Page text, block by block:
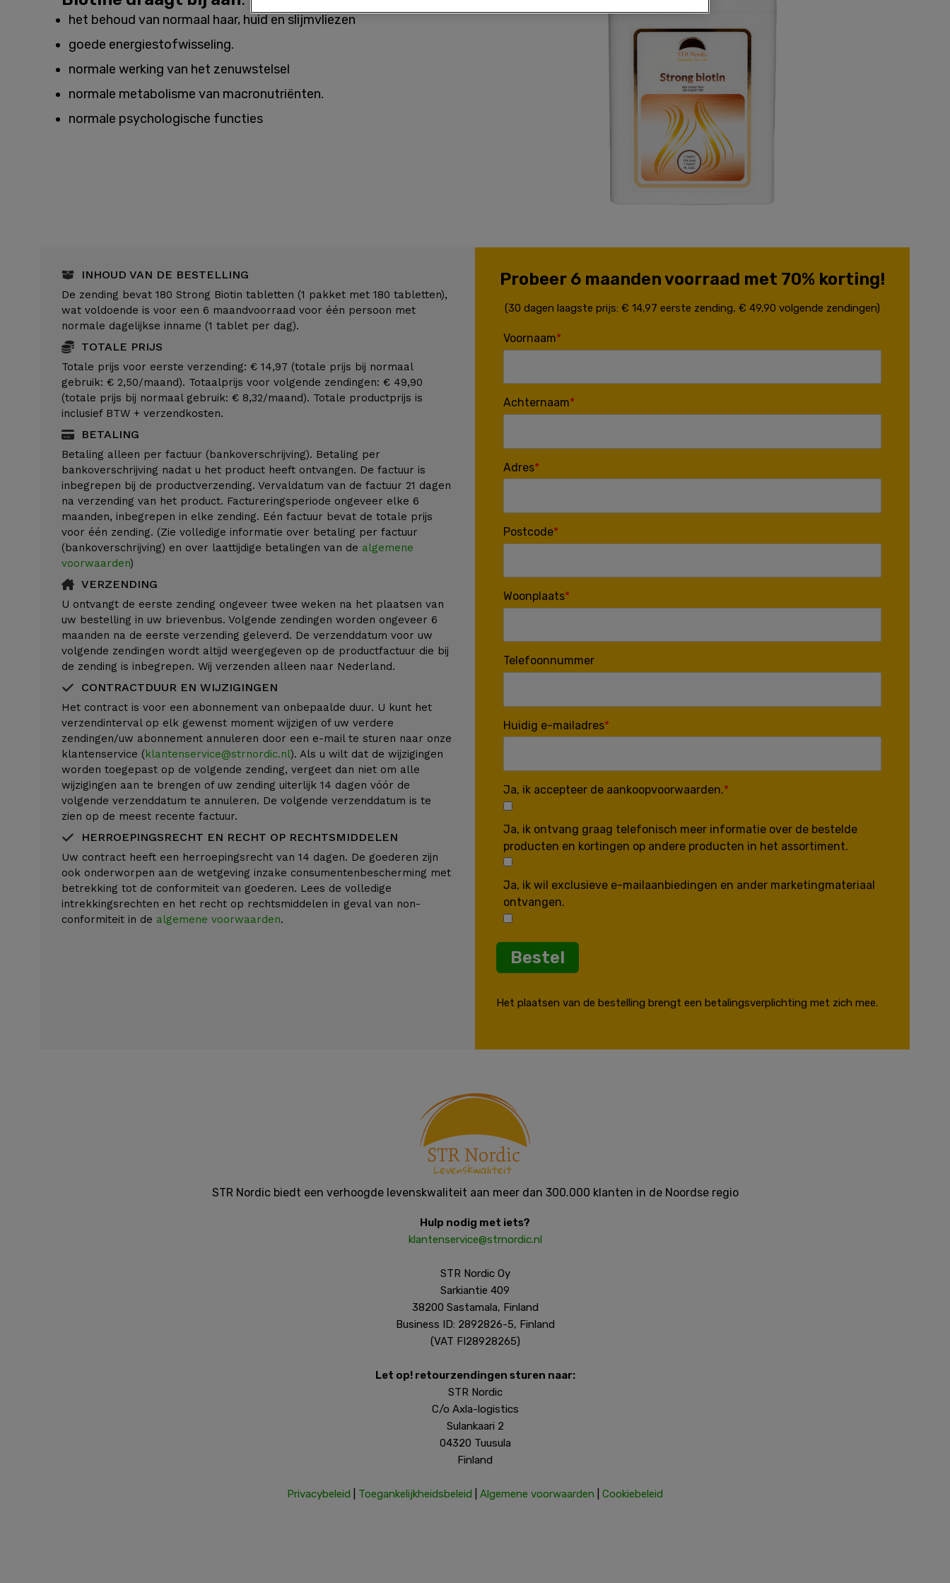
het behoud van normaal haar, huid en slijmvliezen
goede energiestofwisseling.
normale werking van het zenuwstelsel
normale metabolisme van macronutriënten.
normale psychologische functies
INHOUD VAN DE BESTELLING
De zending bevat 180 Strong Biotin tabletten (1 pakket met 180 tabletten),
wat voldoende is voor een 6 maandvoorraad voor één persoon met
normale dagelijkse inname (1 tablet per dag).
TOTALE PRIJS
Totale prijs voor eerste verzending: € 14,97 (totale prijs bij normaal
gebruik: € 2,50/maand). Totaalprijs voor volgende zendingen: € 49,90
(totale prijs bij normaal gebruik: € 8,32/maand). Totale productprijs is
inclusief BTW + verzendkosten.
BETALING
Betaling alleen per factuur (bankoverschrijving). Betaling per
bankoverschrijving nadat u het product heeft ontvangen. De factuur is
inbegrepen bij de productverzending. Vervaldatum van de factuur 21 dagen
na verzending van het product. Factureringsperiode ongeveer elke 6
maanden, inbegrepen in elke zending. Eén factuur bevat de totale prijs
voor één zending. (Zie volledige informatie over betaling per factuur
(bankoverschrijving) en over laattijdige betalingen van de algemene
voorwaarden)
VERZENDING
U ontvangt de eerste zending ongeveer twee weken na het plaatsen van
uw bestelling in uw brievenbus. Volgende zendingen worden ongeveer 6
maanden na de eerste verzending geleverd. De verzenddatum voor uw
volgende zendingen wordt altijd weergegeven op de productfactuur die bij
de zending is inbegrepen. Wij verzenden alleen naar Nederland.
CONTRACTDUUR EN WIJZIGINGEN
Het contract is voor een abonnement van onbepaalde duur. U kunt het
verzendinterval op elk gewenst moment wijzigen of uw verdere
zendingen/uw abonnement annuleren door een e-mail te sturen naar onze
klantenservice (klantenservice@strnordic.nl). Als u wilt dat de wijzigingen
worden toegepast op de volgende zending, vergeet dan niet om alle
wijzigingen aan te brengen of uw zending uiterlijk 14 dagen vóór de
volgende verzenddatum te annuleren. De volgende verzenddatum is te
zien op de meest recente factuur.
HERROEPINGSRECHT EN RECHT OP RECHTSMIDDELEN
Uw contract heeft een herroepingsrecht van 14 dagen. De goederen zijn
ook onderworpen aan de wetgeving inzake consumentenbescherming met
betrekking tot de conformiteit van goederen. Lees de volledige
intrekkingsrechten en het recht op rechtsmiddelen in geval van non-
conformiteit in de algemene voorwaarden.
Probeer 6 maanden voorraad met 70% korting!
(30 dagen laagste prijs: € 14,97 eerste zending, € 49,90 volgende zendingen)
Voornaam
Achternaam
Adres
Postcode
Woonplaats
Telefoonnummer
Huidig e-mailadres
Ja, ik accepteer de aankoopvoorwaarden.
Ja, ik ontvang graag telefonisch meer informatie over de bestelde
producten en kortingen op andere producten in het assortiment.
Ja, ik wil exclusieve e-mailaanbiedingen en ander marketingmateriaal
ontvangen.
Bestel
Het plaatsen van de bestelling brengt een betalingsverplichting met zich mee.
STR Nordic biedt een verhoogde levenskwaliteit aan meer dan 300.000 klanten in de Noordse regio
Hulp nodig met iets?
klantenservice@strnordic.nl
STR Nordic Oy
Sarkiantie 409
38200 Sastamala, Finland
Business ID: 2892826-5, Finland
(VAT FI28928265)
Let op! retourzendingen sturen naar:
STR Nordic
C/o Axla-logistics
Sulankaari 2
04320 Tuusula
Finland
Privacybeleid Toegankelijkheidsbeleid Algemene voorwaarden Cookiebeleid